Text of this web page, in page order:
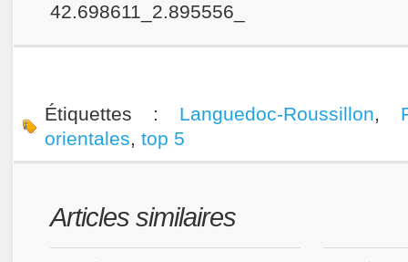
42.698611_2.895556_
Étiquettes : Languedoc-Roussillon,
orientales, top 5
Articles similaires